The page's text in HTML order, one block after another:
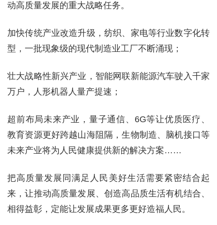
动高质量发展的重大战略任务。
加快传统产业改造升级，纺织、家电等行业数字化转
型，一批现象级的现代制造业工厂不断涌现；
壮大战略性新兴产业，智能网联新能源汽车驶入千家
万户，人形机器人量产提速；
超前布局未来产业，量子通信、6G等让优质医疗、
教育资源更好跨越山海阻隔，生物制造、脑机接口等
未来产业将为人民健康提供新的解决方案……
把高质量发展同满足人民美好生活需要紧密结合起
来，让推动高质量发展、创造高品质生活有机结合、
相得益彰，定能让发展成果更多更好造福人民。